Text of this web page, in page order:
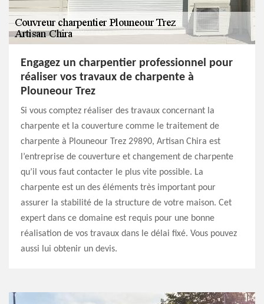
Engagez un charpentier professionnel pour
réaliser vos travaux de charpente à
Plouneour Trez
Si vous comptez réaliser des travaux concernant la
charpente et la couverture comme le traitement de
charpente à Plouneour Trez 29890, Artisan Chira est
l’entreprise de couverture et changement de charpente
qu’il vous faut contacter le plus vite possible. La
charpente est un des éléments très important pour
assurer la stabilité de la structure de votre maison. Cet
expert dans ce domaine est requis pour une bonne
réalisation de vos travaux dans le délai fixé. Vous pouvez
aussi lui obtenir un devis.